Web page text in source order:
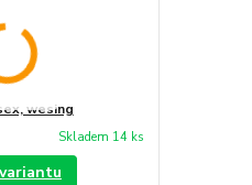
wesing
Skladem 14 ks